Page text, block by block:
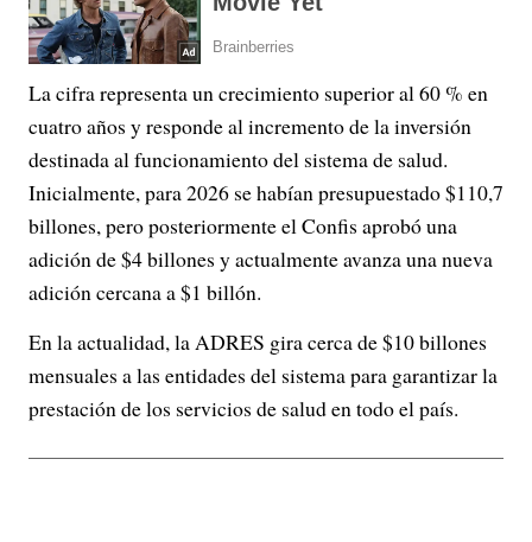
La cifra representa un crecimiento superior al 60 % en
cuatro años y responde al incremento de la inversión
destinada al funcionamiento del sistema de salud.
Inicialmente, para 2026 se habían presupuestado $110,7
billones, pero posteriormente el Confis aprobó una
adición de $4 billones y actualmente avanza una nueva
adición cercana a $1 billón.
En la actualidad, la ADRES gira cerca de $10 billones
mensuales a las entidades del sistema para garantizar la
prestación de los servicios de salud en todo el país.